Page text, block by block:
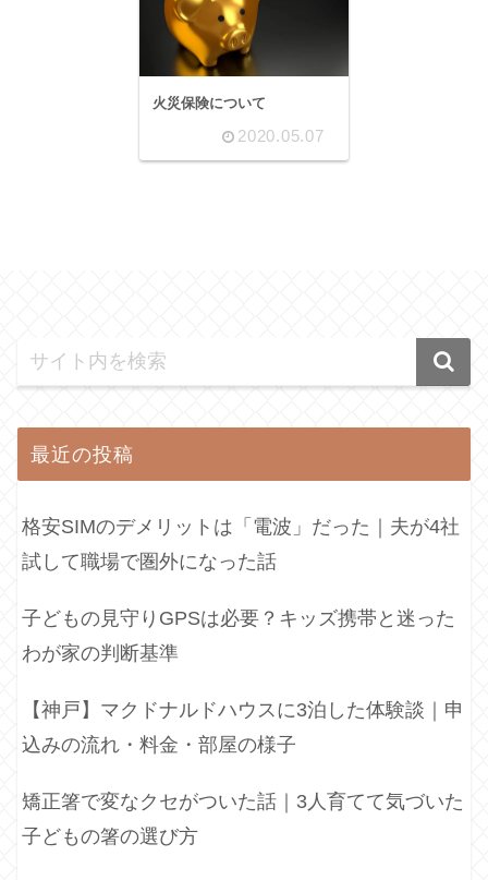
火災保険について
2020.05.07
最近の投稿
格安SIMのデメリットは「電波」だった｜夫が4社
試して職場で圏外になった話
子どもの見守りGPSは必要？キッズ携帯と迷った
わが家の判断基準
【神戸】マクドナルドハウスに3泊した体験談｜申
込みの流れ・料金・部屋の様子
矯正箸で変なクセがついた話｜3人育てて気づいた
子どもの箸の選び方